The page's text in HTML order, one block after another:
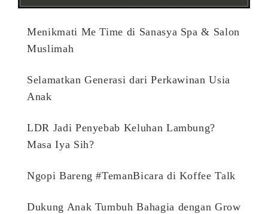
Menikmati Me Time di Sanasya Spa & Salon
Muslimah
Selamatkan Generasi dari Perkawinan Usia
Anak
LDR Jadi Penyebab Keluhan Lambung?
Masa Iya Sih?
Ngopi Bareng #TemanBicara di Koffee Talk
Dukung Anak Tumbuh Bahagia dengan Grow